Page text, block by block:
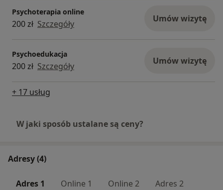
Psychoterapia online
200 zł Szczegóły Umów wizytę
Psychoedukacja
200 zł Szczegóły Umów wizytę
+ 17 usług
W jaki sposób ustalane są ceny?
Adresy (4)
Adres 1 Online 1 Online 2 Adres 2